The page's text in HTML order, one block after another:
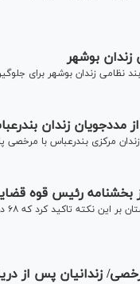
بوشهر
نظامی زندان بوشهر برای
با مرخصی پایان حبس ۱۹ نفر از
زندانیان پس از